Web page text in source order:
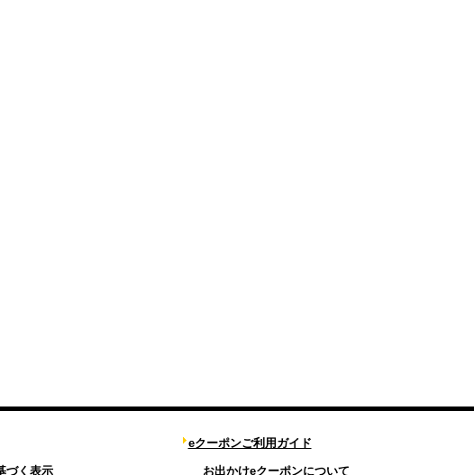
づく表示
eクーポンご利用ガイド
お出かけeクーポンについて